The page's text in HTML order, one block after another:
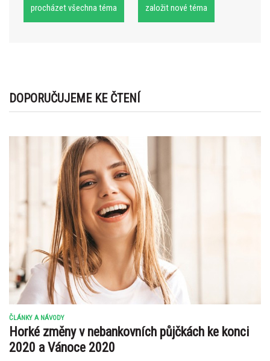
procházet všechna téma založit nové téma
DOPORUČUJEME KE ČTENÍ
ČLÁNKY A NÁVODY
Horké změny v nebankovních půjčkách ke konci
2020 a Vánoce 2020